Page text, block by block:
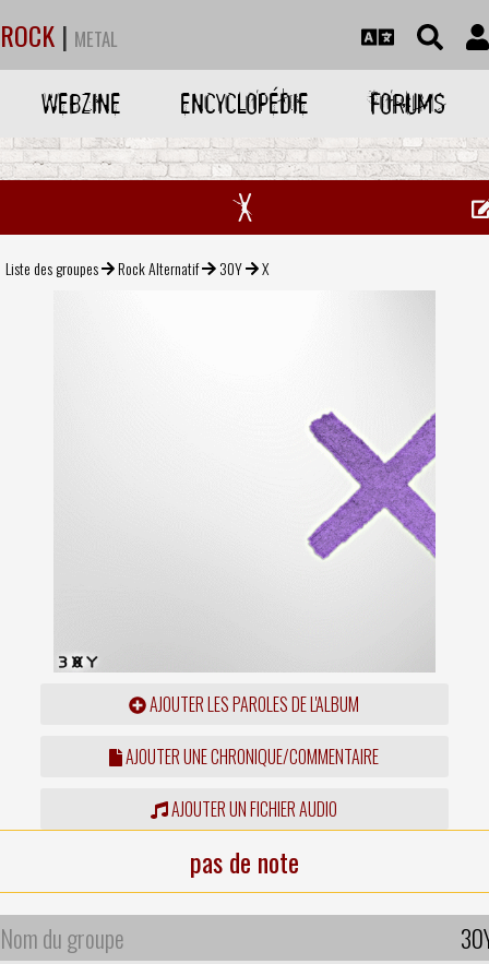
ROCK | METAL
WEBZINE ENCYCLOPÉDIE FORUMS
X
Liste des groupes Rock Alternatif 30Y X
AJOUTER LES PAROLES DE L'ALBUM
AJOUTER UNE CHRONIQUE/COMMENTAIRE
AJOUTER UN FICHIER AUDIO
pas de note
Nom du groupe